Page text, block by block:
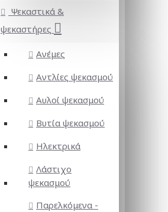
Ψεκαστικά &
ψεκαστήρες
Ανέμες
Αντλίες ψεκασμού
Αυλοί ψεκασμού
Βυτία ψεκασμού
Ηλεκτρικά
Λάστιχο
ψεκασμού
Παρελκόμενα -